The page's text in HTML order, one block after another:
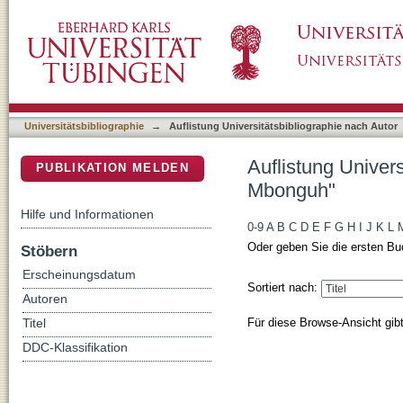
Universitätsbibliographie → Auflistung Universitätsbibliographie nach Autor
Auflistung
Mbonguh"
0-9 A B C D E F G H J K L
Oder geben Sie die ersten
Sortiert nach:
Für diese Browse-Ansicht
PUBLIKATION MELDEN
Hilfe und Informationen
Stöbern
Erscheinungsdatum
Autoren
Titel
DDC-Klassifikation